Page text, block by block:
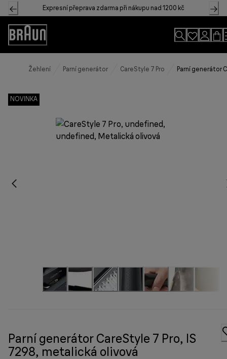
Skip
to
Content
Expresní přeprava zdarma při nákupu nad 1200 kč
Accessibility
Statement
Žehlení Parní generátor CareStyle 7 Pro Parní generátor
NOVINKA
Parní generátor CareStyle 7 Pro, IS
7298, metalická olivová